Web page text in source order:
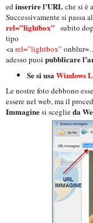
edinserire l’URLche si è
Successivamente si passa
rel=”lightbox” subito
tipo
<arel=”lightbox”
adesso puoi pubblicare
Se si usaWindows
Le nostre foto debbono
essere nel web, ma il
Immaginesi sceglieda